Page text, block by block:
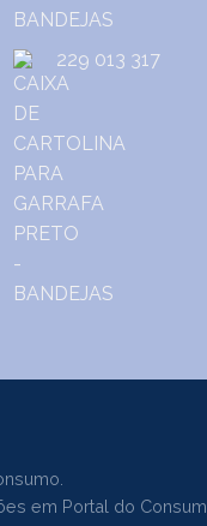
229 013 317
em Portal do